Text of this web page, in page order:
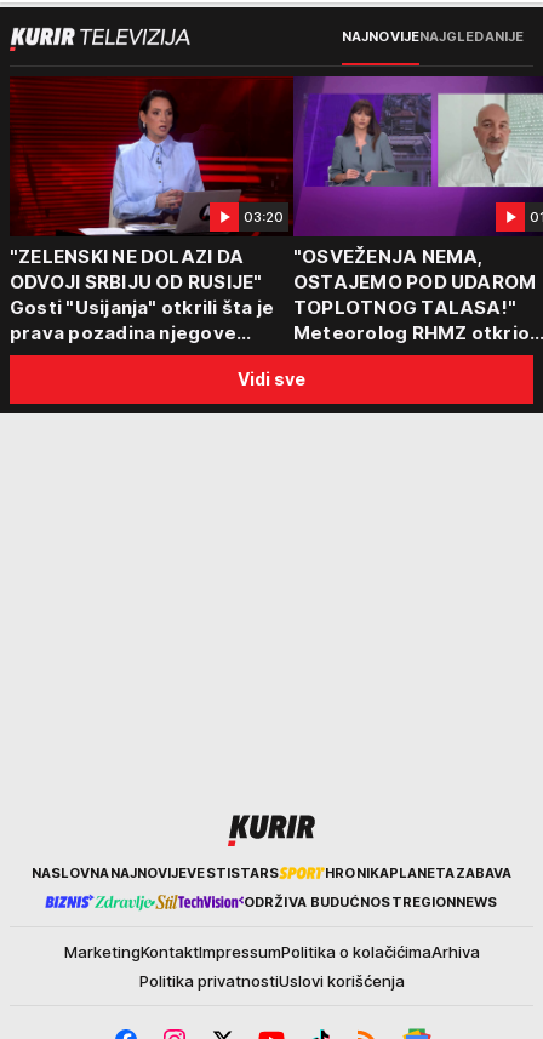
NAJNOVIJENAJGLEDANIJE
03:20
"ZELENSKI NE DOLAZI DA
ODVOJI SRBIJU OD RUSIJE"
Gosti "Usijanja" otkrili šta je
prava pozadina njegove
posete Beogradu
"OSVEŽENJA NEMA,
OSTAJEMO POD UDAROM
TOPLOTNOG TALASA!"
Meteorolog RHMZ otkrio
kakvo vreme nas čeka do
kraja avgusta
Vidi sve
KurirNASLOVNANAJNOVIJEVESTISTARS HRONIKAPLANETAZABAVA
ODRŽIVA BUDUĆNOSTREGIONNEWS
MarketingKontaktImpressumPolitika o kolačićimaArhiva
Politika privatnostiUslovi korišćenja